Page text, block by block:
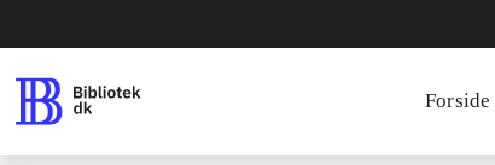
Forside